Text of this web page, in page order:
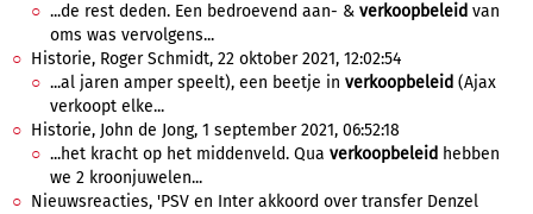
...de rest deden. Een bedroevend aan- & verkoopbeleid van
oms was vervolgens...
Historie, Roger Schmidt, 22 oktober 2021, 12:02:54
...al jaren amper speelt), een beetje in verkoopbeleid (Ajax
verkoopt elke...
Historie, John de Jong, 1 september 2021, 06:52:18
...het kracht op het middenveld. Qua verkoopbeleid hebben
we 2 kroonjuwelen...
Nieuwsreacties, 'PSV en Inter akkoord over transfer Denzel